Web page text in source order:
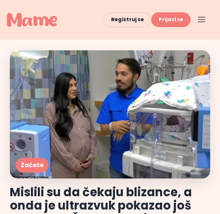
to
content
Registruj se Prijavi se
Začeće
Mislili su da čekaju blizance, a
onda je ultrazvuk pokazao još